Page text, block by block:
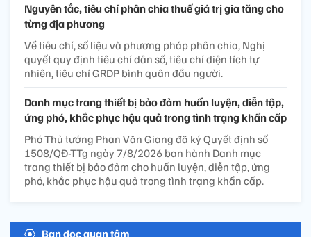
Nguyên tắc, tiêu chí phân chia thuế giá trị gia tăng cho
từng địa phương
Về tiêu chí, số liệu và phương pháp phân chia, Nghị
quyết quy định tiêu chí dân số, tiêu chí diện tích tự
nhiên, tiêu chí GRDP bình quân đầu người.
Danh mục trang thiết bị bảo đảm huấn luyện, diễn tập,
ứng phó, khắc phục hậu quả trong tình trạng khẩn cấp
Phó Thủ tướng Phan Văn Giang đã ký Quyết định số
1508/QĐ-TTg ngày 7/8/2026 ban hành Danh mục
trang thiết bị bảo đảm cho huấn luyện, diễn tập, ứng
phó, khắc phục hậu quả trong tình trạng khẩn cấp.
Bạn đọc quan tâm